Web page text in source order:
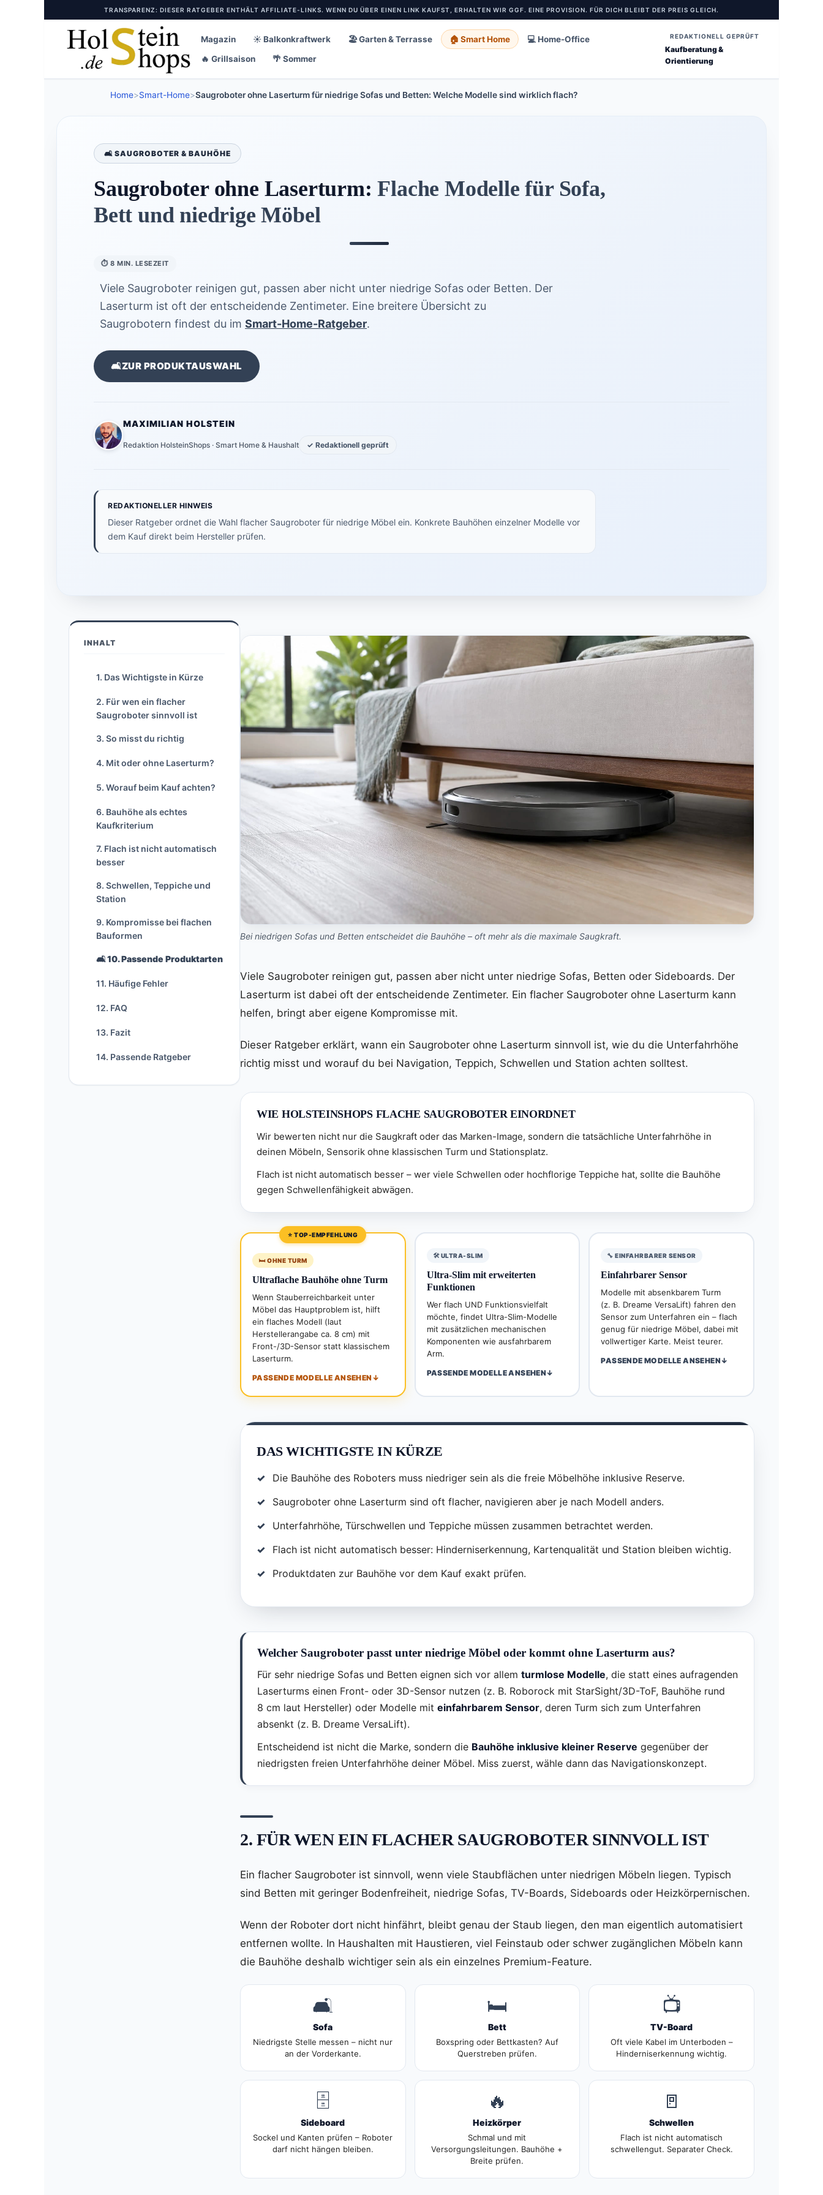
TRANSPARENZ: DIESER RATGEBER ENTHÄLT AFFILIATE-LINKS. WENN DU ÜBER EINEN LINK KAUFST, ERHALTEN WIR GGF. EINE PROVISION. FÜR DICH BLEIBT DER PREIS GLEICH.
Magazin ☀️ Balkonkraftwerk 🏖️ Garten & Terrasse 🏠 Smart Home
💻 Home-Office
🔥 Grillsaison
🌴 Sommer
REDAKTIONELL GEPRÜFT
Kaufberatung &
Orientierung
Home>Smart-Home>Saugroboter ohne Laserturm für niedrige Sofas und Betten: Welche Modelle sind wirklich flach?
🛋️ SAUGROBOTER & BAUHÖHE
Saugroboter ohne Laserturm:Flache Modelle für Sofa,
Bett und niedrige Möbel
⏱ 8 MIN. LESEZEIT
Viele Saugroboter reinigen gut, passen aber nicht unter niedrige Sofas oder Betten. Der
Laserturm ist oft der entscheidende Zentimeter. Eine breitere Übersicht zu
Saugrobotern findest du im Smart-Home-Ratgeber.
🛋️ZUR PRODUKTAUSWAHL
MAXIMILIAN HOLSTEIN
Redaktion HolsteinShops · Smart Home & Haushalt ✓ Redaktionell geprüft
REDAKTIONELLER HINWEIS
Dieser Ratgeber ordnet die Wahl flacher Saugroboter für niedrige Möbel ein. Konkrete Bauhöhen einzelner Modelle vor
dem Kauf direkt beim Hersteller prüfen.
INHALT
1. Das Wichtigste in Kürze
2. Für wen ein flacher
Saugroboter sinnvoll ist
3. So misst du richtig
4. Mit oder ohne Laserturm?
5. Worauf beim Kauf achten?
6. Bauhöhe als echtes
Kaufkriterium
7. Flach ist nicht automatisch
besser
8. Schwellen, Teppiche und
Station
9. Kompromisse bei flachen
Bauformen
🛋️10. Passende Produktarten
11. Häufige Fehler
12. FAQ
13. Fazit
14. Passende Ratgeber
Bei niedrigen Sofas und Betten entscheidet die Bauhöhe – oft mehr als die maximale Saugkraft.
Viele Saugroboter reinigen gut, passen aber nicht unter niedrige Sofas, Betten oder Sideboards. Der
Laserturm ist dabei oft der entscheidende Zentimeter. Ein flacher Saugroboter ohne Laserturm kann
helfen, bringt aber eigene Kompromisse mit.
Dieser Ratgeber erklärt, wann ein Saugroboter ohne Laserturm sinnvoll ist, wie du die Unterfahrhöhe
richtig misst und worauf du bei Navigation, Teppich, Schwellen und Station achten solltest.
WIE HOLSTEINSHOPS FLACHE SAUGROBOTER EINORDNET
Wir bewerten nicht nur die Saugkraft oder das Marken-Image, sondern die tatsächliche Unterfahrhöhe in
deinen Möbeln, Sensorik ohne klassischen Turm und Stationsplatz.
Flach ist nicht automatisch besser – wer viele Schwellen oder hochflorige Teppiche hat, sollte die Bauhöhe
gegen Schwellenfähigkeit abwägen.
🛏️ OHNE TURM
Ultraflache Bauhöhe ohne Turm
Wenn Stauberreichbarkeit unter
Möbel das Hauptproblem ist, hilft
ein flaches Modell (laut
Herstellerangabe ca. 8 cm) mit
Front-/3D-Sensor statt klassischem
Laserturm.
PASSENDE MODELLE ANSEHEN
🛠️ ULTRA-SLIM
Ultra-Slim mit erweiterten
Funktionen
Wer flach UND Funktionsvielfalt
möchte, findet Ultra-Slim-Modelle
mit zusätzlichen mechanischen
Komponenten wie ausfahrbarem
Arm.
PASSENDE MODELLE ANSEHEN
🔧 EINFAHRBARER SENSOR
Einfahrbarer Sensor
Modelle mit absenkbarem Turm
(z. B. Dreame VersaLift) fahren den
Sensor zum Unterfahren ein – flach
genug für niedrige Möbel, dabei mit
vollwertiger Karte. Meist teurer.
PASSENDE MODELLE ANSEHEN
DAS WICHTIGSTE IN KÜRZE
Die Bauhöhe des Roboters muss niedriger sein als die freie Möbelhöhe inklusive Reserve.
Saugroboter ohne Laserturm sind oft flacher, navigieren aber je nach Modell anders.
Unterfahrhöhe, Türschwellen und Teppiche müssen zusammen betrachtet werden.
Flach ist nicht automatisch besser: Hinderniserkennung, Kartenqualität und Station bleiben wichtig.
Produktdaten zur Bauhöhe vor dem Kauf exakt prüfen.
Welcher Saugroboter passt unter niedrige Möbel oder kommt ohne Laserturm aus?
Für sehr niedrige Sofas und Betten eignen sich vor allem turmlose Modelle, die statt eines aufragenden
Laserturms einen Front- oder 3D-Sensor nutzen (z. B. Roborock mit StarSight/3D-ToF, Bauhöhe rund
8 cm laut Hersteller) oder Modelle mit einfahrbarem Sensor, deren Turm sich zum Unterfahren
absenkt (z. B. Dreame VersaLift).
Entscheidend ist nicht die Marke, sondern die Bauhöhe inklusive kleiner Reserve gegenüber der
niedrigsten freien Unterfahrhöhe deiner Möbel. Miss zuerst, wähle dann das Navigationskonzept.
2. FÜR WEN EIN FLACHER SAUGROBOTER SINNVOLL IST
Ein flacher Saugroboter ist sinnvoll, wenn viele Staubflächen unter niedrigen Möbeln liegen. Typisch
sind Betten mit geringer Bodenfreiheit, niedrige Sofas, TV-Boards, Sideboards oder Heizkörpernischen.
Wenn der Roboter dort nicht hinfährt, bleibt genau der Staub liegen, den man eigentlich automatisiert
entfernen wollte. In Haushalten mit Haustieren, viel Feinstaub oder schwer zugänglichen Möbeln kann
die Bauhöhe deshalb wichtiger sein als ein einzelnes Premium-Feature.
🛋️
Sofa
Niedrigste Stelle messen – nicht nur
an der Vorderkante.
🛏️
Bett
Boxspring oder Bettkasten? Auf
Querstreben prüfen.
📺
TV-Board
Oft viele Kabel im Unterboden –
Hinderniserkennung wichtig.
🗄️
Sideboard
Sockel und Kanten prüfen – Roboter
darf nicht hängen bleiben.
🔥
Heizkörper
Schmal und mit
Versorgungsleitungen. Bauhöhe +
Breite prüfen.
🚪
Schwellen
Flach ist nicht automatisch
schwellengut. Separater Check.